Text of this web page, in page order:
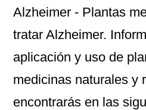
Alzheimer - Plantas
tratar Alzheimer.
aplicación y uso de
medicinas naturales y
encontrarás en las